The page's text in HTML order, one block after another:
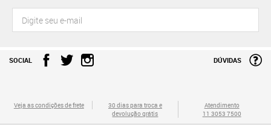
SOCIAL DÚVIDAS
Veja as condições de frete
30 dias para troca e
devolução grátis
Atendimento
11 3053 7500